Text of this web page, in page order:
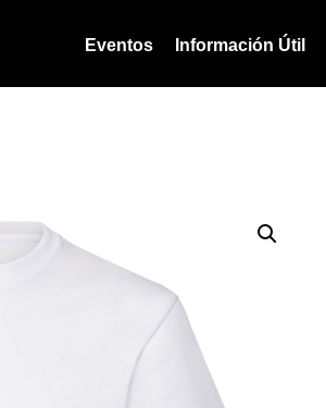
Eventos Información Útil